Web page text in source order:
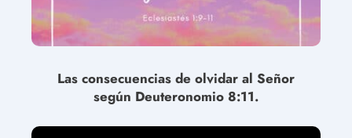
Las consecuencias de olvidar al Señor
según Deuteronomio 8:11.